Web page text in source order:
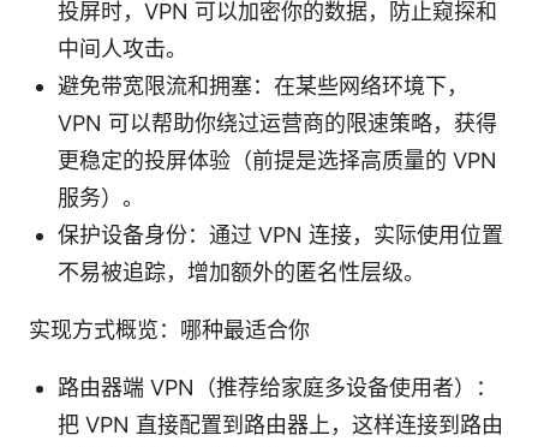
投屏时，VPN 可以加密你的数据，防止窥探和
中间人攻击。
避免带宽限流和拥塞：在某些网络环境下，
VPN 可以帮助你绕过运营商的限速策略，获得
更稳定的投屏体验（前提是选择高质量的 VPN
服务）。
保护设备身份：通过 VPN 连接，实际使用位置
不易被追踪，增加额外的匿名性层级。
实现方式概览：哪种最适合你
路由器端 VPN（推荐给家庭多设备使用者）：
把 VPN 直接配置到路由器上，这样连接到路由